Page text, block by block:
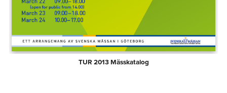
TUR 2013 Mässkatalog